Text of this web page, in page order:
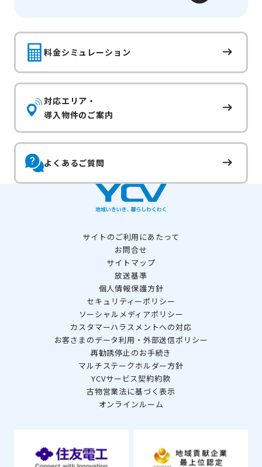
料金シミュレーション
対応エリア・
導入物件のご案内
よくあるご質問
サイトのご利用にあたって
お問合せ
サイトマップ
放送基準
個人情報保護方針
セキュリティーポリシー
ソーシャルメディアポリシー
カスタマーハラスメントへの対応
お客さまのデータ利用・外部送信ポリシー
再勧誘停止のお手続き
マルチステークホルダー方針
YCVサービス契約約款
古物営業法に基づく表示
オンラインルーム